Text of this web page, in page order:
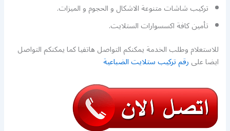
تركيب شاشات متنوعة الاشكال و الحجوم و الميزات.
تأمين كافة اكسسوارات الستلايت.
للاستعلام وطلب الخدمة يمكنكم التواصل هاتفيا كما يمكنكم التواصل
ايضا علىرقم تركيب ستلايت الضباعية